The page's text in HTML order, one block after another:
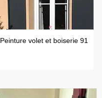
Peinture volet et boiserie 91